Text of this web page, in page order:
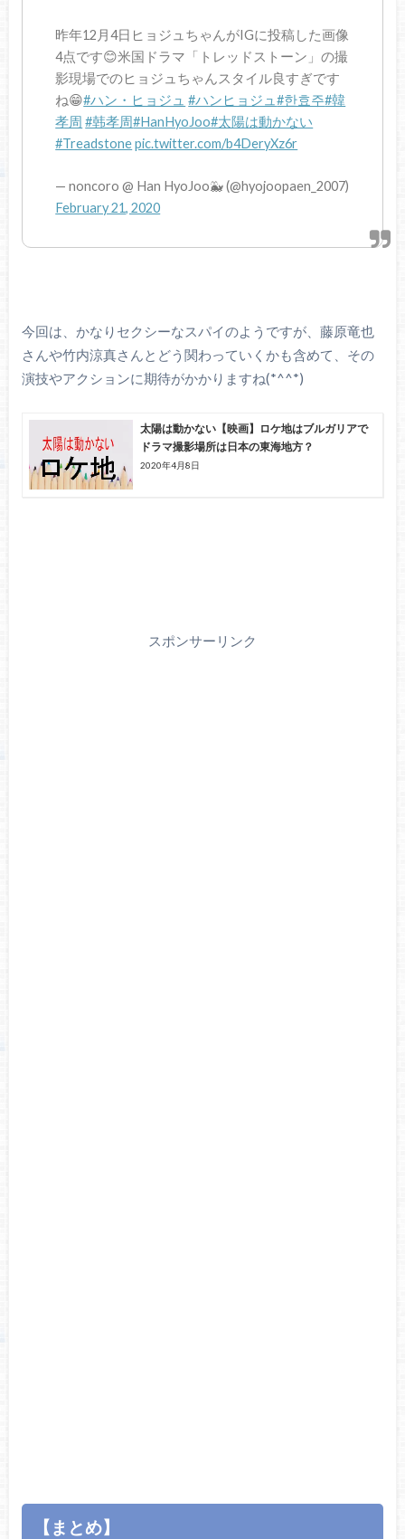
昨年12月4日ヒョジュちゃんがIGに投稿した画像
4点です😊米国ドラマ「トレッドストーン」の撮
影現場でのヒョジュちゃんスタイル良すぎです
ね😁#ハン・ヒョジュ #ハンヒョジュ#한효주#韓
孝周 #韩孝周#HanHyoJoo#太陽は動かない
#Treadstonepic.twitter.com/b4DeryXz6r
— noncoro @ Han HyoJoo🐳 (@hyojoopaen_2007)
February 21, 2020
今回は、かなりセクシーなスパイのようですが、藤原竜也
さんや竹内涼真さんとどう関わっていくかも含めて、その
演技やアクションに期待がかかりますね(*^^*)
太陽は動かない【映画】ロケ地はブルガリアで
ドラマ撮影場所は日本の東海地方？
2020年4月8日
スポンサーリンク
【まとめ】